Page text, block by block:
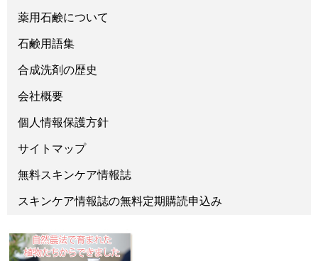
薬用石鹸について
石鹸用語集
合成洗剤の歴史
会社概要
個人情報保護方針
サイトマップ
無料スキンケア情報誌
スキンケア情報誌の無料定期購読申込み